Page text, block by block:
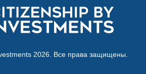
2026. Все права защищены.